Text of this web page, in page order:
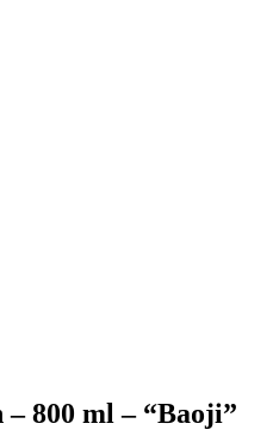
800 ml – “Baoji”